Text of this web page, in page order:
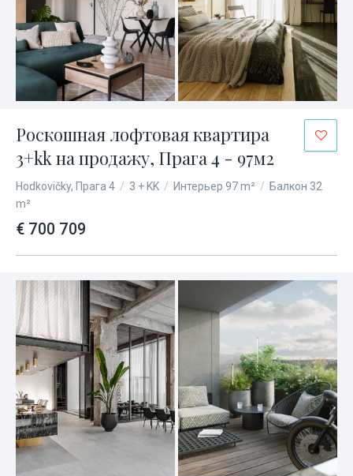
Роскошная лофтовая квартира
3+kk на продажу, Прага 4 - 97м2
Hodkovičky, Прага 4 / 3 + KK / Интерьер 97 m² / Балкон 32
m²
€ 700 709